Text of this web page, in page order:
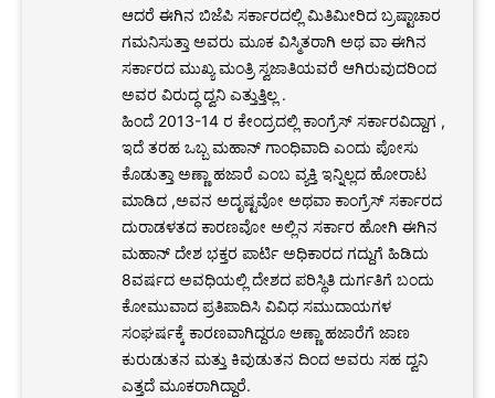
ಆದರೆ ಈಗಿನ ಬಿಜೆಪಿ ಸರ್ಕಾರದಲ್ಲಿ ಮಿತಿಮೀರಿದ ಬ್ರಷ್ಟಾಚಾರ
ಗಮನಿಸುತ್ತಾ ಅವರು ಮೂಕ ವಿಸ್ಮಿತರಾಗಿ ಅಥ ವಾ ಈಗಿನ
ಸರ್ಕಾರದ ಮುಖ್ಯ ಮಂತ್ರಿ ಸ್ವಜಾತಿಯವರೆ ಆಗಿರುವುದರಿಂದ
ಅವರ ವಿರುದ್ಧ ದ್ವನಿ ಎತ್ತುತ್ತಿಲ್ಲ .
ಹಿಂದೆ 2013-14 ರ ಕೇಂದ್ರದಲ್ಲಿ ಕಾಂಗ್ರೆಸ್ ಸರ್ಕಾರವಿದ್ದಾಗ ,
ಇದೆ ತರಹ ಒಬ್ಬ ಮಹಾನ್ ಗಾಂಧಿವಾದಿ ಎಂದು ಪೋಸು
ಕೊಡುತ್ತಾ ಅಣ್ಣಾ ಹಜಾರೆ ಎಂಬ ವ್ಯಕ್ತಿ ಇನ್ನಿಲ್ಲದ ಹೋರಾಟ
ಮಾಡಿದ ,ಅವನ ಅದೃಷ್ಟವೋ ಅಥವಾ ಕಾಂಗ್ರೆಸ್ ಸರ್ಕಾರದ
ದುರಾಡಳತದ ಕಾರಣವೋ ಅಲ್ಲಿನ ಸರ್ಕಾರ ಹೋಗಿ ಈಗಿನ
ಮಹಾನ್ ದೇಶ ಭಕ್ತರ ಪಾರ್ಟಿ ಅಧಿಕಾರದ ಗದ್ದುಗೆ ಹಿಡಿದು
8ವರ್ಷದ ಅವಧಿಯಲ್ಲಿ ದೇಶದ ಪರಿಸ್ಥಿತಿ ದುರ್ಗತಿಗೆ ಬಂದು
ಕೋಮುವಾದ ಪ್ರತಿಪಾದಿಸಿ ವಿವಿಧ ಸಮುದಾಯಗಳ
ಸಂಘರ್ಷಕ್ಕೆ ಕಾರಣವಾಗಿದ್ದರೂ ಅಣ್ಣಾ ಹಜಾರೆಗೆ ಜಾಣ
ಕುರುಡುತನ ಮತ್ತು ಕಿವುಡುತನ ದಿಂದ ಅವರು ಸಹ ದ್ವನಿ
ಎತ್ತದೆ ಮೂಕರಾಗಿದ್ದಾರೆ.